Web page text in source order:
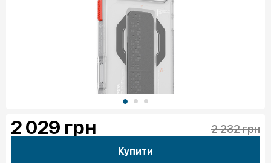
2 029 грн 2 232 грн
Купити